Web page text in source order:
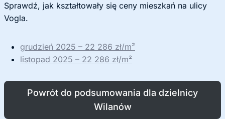
Sprawdź, jak kształtowały się ceny mieszkań na ulicy
Vogla.
grudzień 2025 – 22 286 zł/m²
listopad 2025 – 22 286 zł/m²
Powrót do podsumowania dla dzielnicy
Wilanów